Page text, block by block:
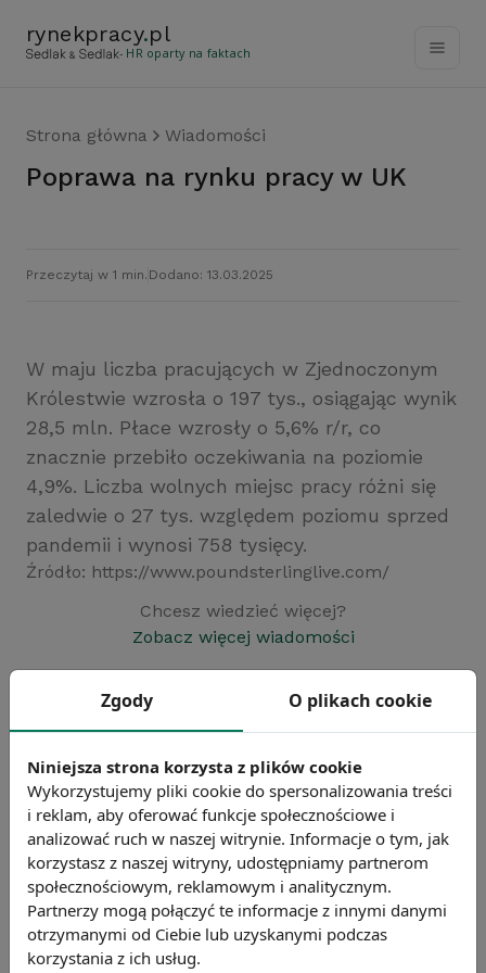
rynekpracy.pl
- HR oparty na faktach
Strona główna Wiadomości
Poprawa na rynku pracy w UK
Przeczytaj w 1 min. Dodano: 13.03.2025
W maju liczba pracujących w Zjednoczonym
Królestwie wzrosła o 197 tys., osiągając wynik
28,5 mln. Płace wzrosły o 5,6% r/r, co
znacznie przebiło oczekiwania na poziomie
4,9%. Liczba wolnych miejsc pracy różni się
zaledwie o 27 tys. względem poziomu sprzed
pandemii i wynosi 758 tysięcy.
Źródło: https://www.poundsterlinglive.com/
Chcesz wiedzieć więcej?
Zobacz więcej wiadomości
Zgody O plikach cookie
Niniejsza strona korzysta z plików cookie
Wykorzystujemy pliki cookie do spersonalizowania treści
i reklam, aby oferować funkcje społecznościowe i
analizować ruch w naszej witrynie. Informacje o tym, jak
korzystasz z naszej witryny, udostępniamy partnerom
społecznościowym, reklamowym i analitycznym.
Partnerzy mogą połączyć te informacje z innymi danymi
otrzymanymi od Ciebie lub uzyskanymi podczas
korzystania z ich usług.